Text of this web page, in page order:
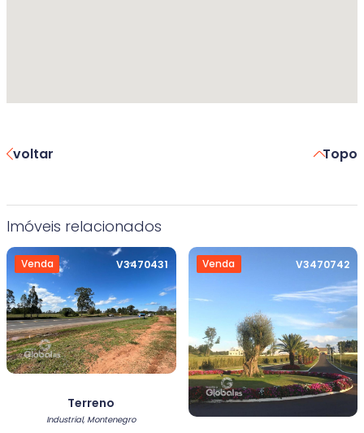
voltar Topo
Imóveis relacionados
Venda V3470431
Terreno
Industrial, Montenegro
Venda V3470742